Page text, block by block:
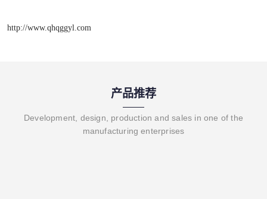
http://www.qhqggyl.com
产品推荐
Development, design, production and sales in one of the
manufacturing enterprises